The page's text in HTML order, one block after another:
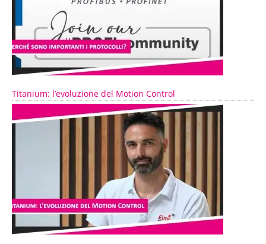
Titanium: l’evoluzione del Motion Control